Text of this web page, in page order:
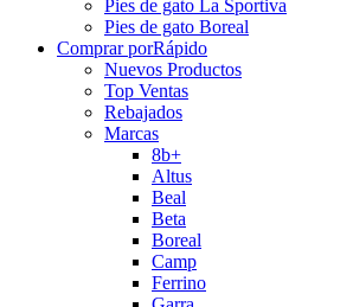
Pies de gato La Sportiva
Pies de gato Boreal
Comprar porRápido
Nuevos Productos
Top Ventas
Rebajados
Marcas
8b+
Altus
Beal
Beta
Boreal
Camp
Ferrino